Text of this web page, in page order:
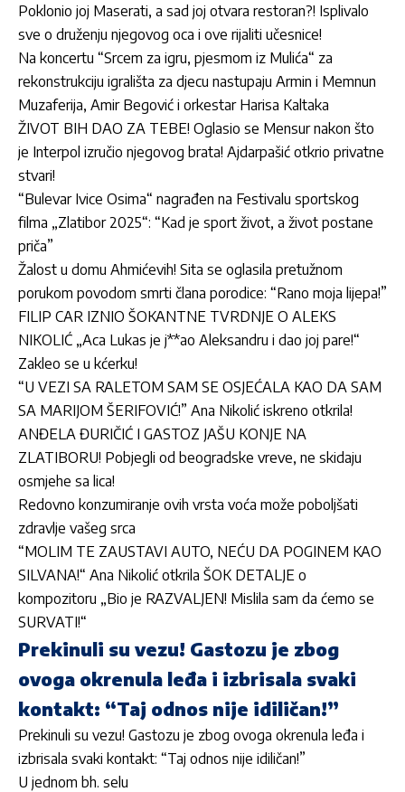
Poklonio joj Maserati, a sad joj otvara restoran?! Isplivalo
sve o druženju njegovog oca i ove rijaliti učesnice!
Na koncertu “Srcem za igru, pjesmom iz Mulića“ za
rekonstrukciju igrališta za djecu nastupaju Armin i Memnun
Muzaferija, Amir Begović i orkestar Harisa Kaltaka
ŽIVOT BIH DAO ZA TEBE! Oglasio se Mensur nakon što
je Interpol izručio njegovog brata! Ajdarpašić otkrio privatne
stvari!
“Bulevar Ivice Osima“ nagrađen na Festivalu sportskog
filma „Zlatibor 2025“: “Kad je sport život, a život postane
priča”
Žalost u domu Ahmićevih! Sita se oglasila pretužnom
porukom povodom smrti člana porodice: “Rano moja lijepa!”
FILIP CAR IZNIO ŠOKANTNE TVRDNJE O ALEKS
NIKOLIĆ „Aca Lukas je j**ao Aleksandru i dao joj pare!“
Zakleo se u kćerku!
“U VEZI SA RALETOM SAM SE OSJEĆALA KAO DA SAM
SA MARIJOM ŠERIFOVIĆ!” Ana Nikolić iskreno otkrila!
ANĐELA ĐURIČIĆ I GASTOZ JAŠU KONJE NA
ZLATIBORU! Pobjegli od beogradske vreve, ne skidaju
osmjehe sa lica!
Redovno konzumiranje ovih vrsta voća može poboljšati
zdravlje vašeg srca
“MOLIM TE ZAUSTAVI AUTO, NEĆU DA POGINEM KAO
SILVANA!“ Ana Nikolić otkrila ŠOK DETALJE o
kompozitoru „Bio je RAZVALJEN! Mislila sam da ćemo se
SURVATI!“
Prekinuli su vezu! Gastozu je zbog
ovoga okrenula leđa i izbrisala svaki
kontakt: “Taj odnos nije idiličan!”
Prekinuli su vezu! Gastozu je zbog ovoga okrenula leđa i
izbrisala svaki kontakt: “Taj odnos nije idiličan!”
U jednom bh. selu